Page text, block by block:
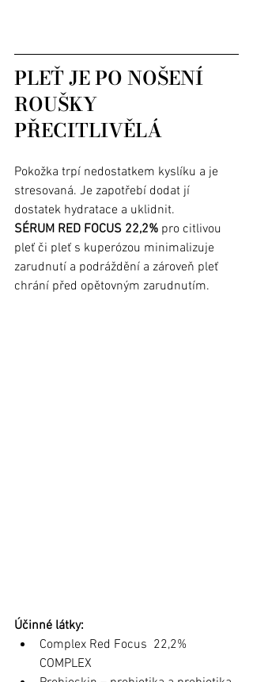
PLEŤ JE PO NOŠENÍ
ROUŠKY
PŘECITLIVĚLÁ
Pokožka trpí nedostatkem kyslíku a je
stresovaná. Je zapotřebí dodat jí
dostatek hydratace a uklidnit.
SÉRUM RED FOCUS 22,2% pro citlivou
pleť či pleť s kuperózou minimalizuje
zarudnutí a podráždění a zároveň pleť
chrání před opětovným zarudnutím.
Účinné látky:
Complex Red Focus  22,2%
COMPLEX